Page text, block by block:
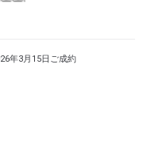
年3月15日ご成約